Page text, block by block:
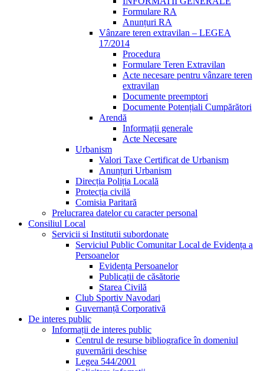
Formulare RA
Anunțuri RA
Vânzare teren extravilan – LEGEA
17/2014
Procedura
Formulare Teren Extravilan
Acte necesare pentru vânzare teren
extravilan
Documente preemptori
Documente Potențiali Cumpărători
Arendă
Informații generale
Acte Necesare
Urbanism
Valori Taxe Certificat de Urbanism
Anunțuri Urbanism
Direcția Poliția Locală
Protecția civilă
Comisia Paritară
Prelucrarea datelor cu caracter personal
Consiliul Local
Servicii si Institutii subordonate
Serviciul Public Comunitar Local de Evidența a
Persoanelor
Evidența Persoanelor
Publicații de căsătorie
Starea Civilă
Club Sportiv Navodari
Guvernanță Corporativă
De interes public
Informații de interes public
Centrul de resurse bibliografice în domeniul
guvernării deschise
Legea 544/2001